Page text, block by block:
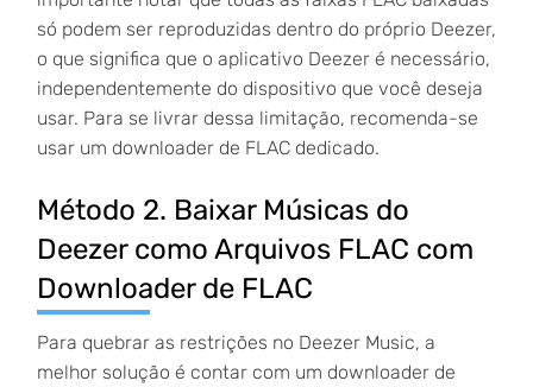
só podem ser reproduzidas dentro do próprio Deezer,
o que significa que o aplicativo Deezer é necessário,
independentemente do dispositivo que você deseja
usar. Para se livrar dessa limitação, recomenda-se
usar um downloader de FLAC dedicado.
Método 2. Baixar Músicas do
Deezer como Arquivos FLAC com
Downloader de FLAC
Para quebrar as restrições no Deezer Music, a
melhor solução é contar com um downloader de